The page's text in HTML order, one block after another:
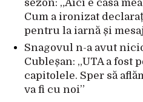
sezon: „Aici e casa
Cum a ironizat
pentru la iarnă și
Snagovul n-a avut
Cubleșan: „UTA a fost
capitolele. Sper să
va fi cu noi”